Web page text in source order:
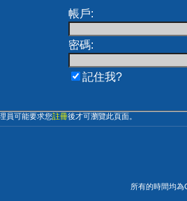
帳戶:
密碼:
記住我?
員可能要求您註冊後才可瀏覽此頁面。
所有的時間均為